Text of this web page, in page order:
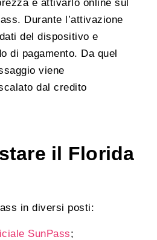
e attivarlo online sul
Durante l’attivazione
del dispositivo e
di pagamento. Da quel
viene
dal credito
il Florida
in diversi posti:
SunPass;